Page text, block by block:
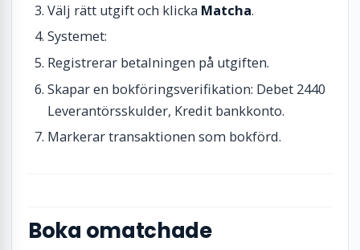
Välj rätt utgift och klicka Matcha.
Systemet:
Registrerar betalningen på utgiften.
Skapar en bokföringsverifikation: Debet 2440
Leverantörsskulder, Kredit bankkonto.
Markerar transaktionen som bokförd.
Boka omatchade